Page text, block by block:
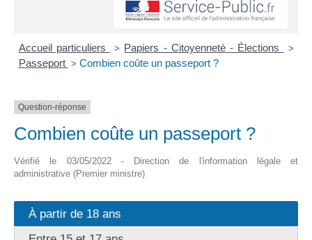
Accueil particuliers > Papiers - Citoyenneté - Élections >
Passeport > Combien coûte un passeport ?
Question-réponse
Combien coûte un passeport ?
Vérifié le 03/05/2022 - Direction de l'information légale et
administrative (Premier ministre)
À partir de 18 ans